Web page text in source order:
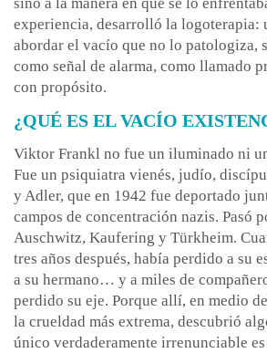
experiencia, desarrolló la logoterapia:
abordar el vacío que no lo patologiza,
como señal de alarma, como llamado
con propósito.
¿QUÉ ES EL VACÍO
Viktor Frankl no fue un iluminado ni
Fue un psiquiatra vienés, judío,
y Adler, que en 1942 fue deportado
campos de concentración nazis. Pasó
Auschwitz, Kaufering y Türkheim.
tres años después, había perdido a su
a su hermano… y a miles de
perdido su eje. Porque allí, en medio
la crueldad más extrema, descubrió
único verdaderamente irrenunciable